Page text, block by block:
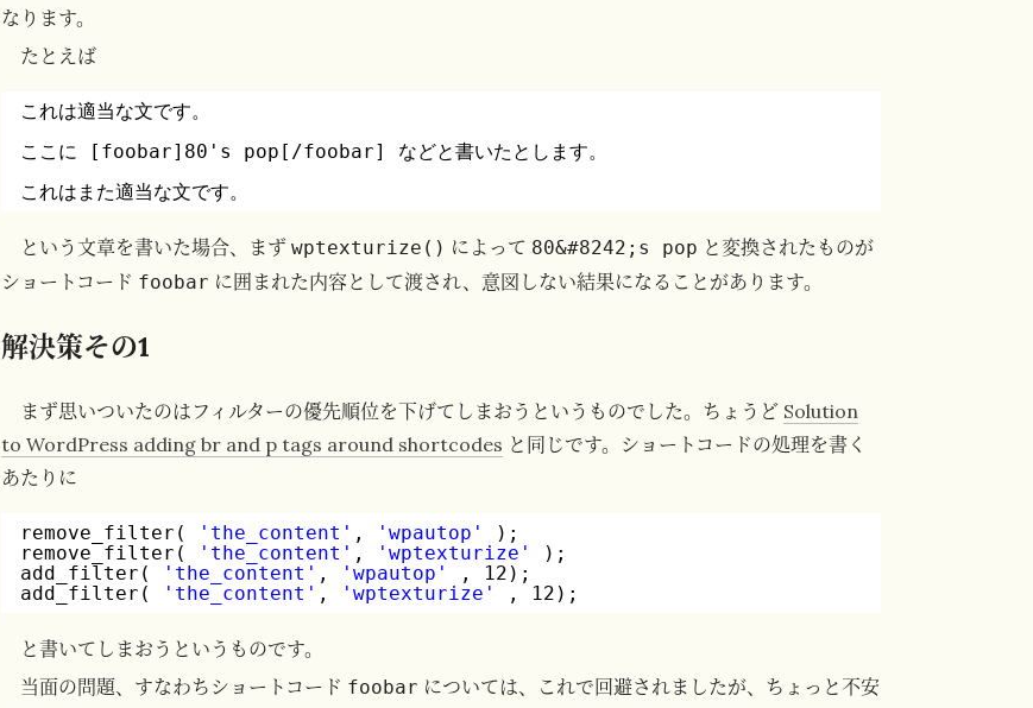
なります。
たとえば
これは適当な文です。
ここに [foobar]80's pop[/foobar] などと書いたとします。
これはまた適当な文です。
という文章を書いた場合、まずwptexturize() によって 80&#8242;s pop と変換されたものが
ショートコード foobar に囲まれた内容として渡され、意図しない結果になることがあります。
解決策その1
まず思いついたのはフィルターの優先順位を下げてしまおうというものでした。ちょうど Solution
to WordPress adding br and p tags around shortcodes と同じです。ショートコードの処理を書く
あたりに
remove_filter( 'the_content' , 'wpautop'
);
remove_filter(
'the_content' , 'wptexturize'
);
add_filter(
'the_content' , 'wpautop'
, 12);
add_filter(
'the_content' , 'wptexturize' , 12);
と書いてしまおうというものです。
当面の問題、すなわちショートコード foobar については、これで回避されましたが、ちょっと不安